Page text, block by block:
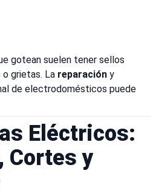
gotean suelen tener sellos
grietas. La reparación y
de electrodomésticos puede
Eléctricos:
Cortes y